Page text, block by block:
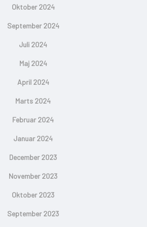
Oktober 2024
September 2024
Juli 2024
Maj 2024
April 2024
Marts 2024
Februar 2024
Januar 2024
December 2023
November 2023
Oktober 2023
September 2023